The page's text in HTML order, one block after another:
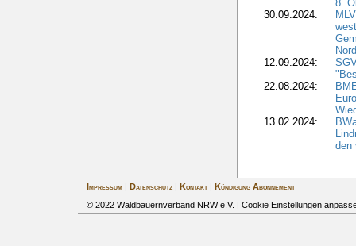
8.
30.09.2024:
12.09.2024:
22.08.2024:
13.02.2024:
den
Impressum| Datenschutz| Kontakt|
Kündigung Abonnement
© 2022 Waldbauernverband NRW e.V. | Cookie Einstellungen